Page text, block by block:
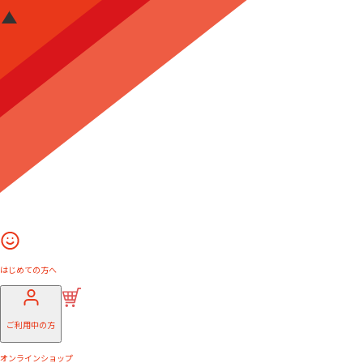
はじめての方へ
ご利用中の方
オンラインショップ